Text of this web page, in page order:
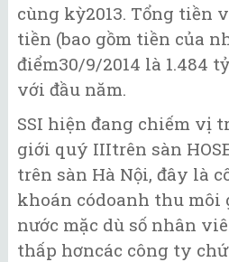
cùng kỳ2013. Tổng tiền
tiền (bao gồm tiền của
điểm30/9/2014 là 1.484
với đầu năm.
SSI hiện đang chiếm vị
giới quý IIItrên sàn
trên sàn Hà Nội, đây là
khoán códoanh thu môi
nước mặc dù số nhân
thấp hơncác công ty